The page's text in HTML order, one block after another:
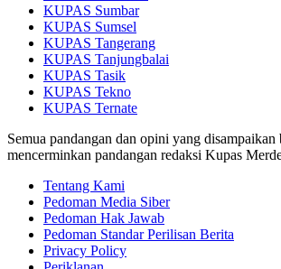
KUPAS Sumbar
KUPAS Sumsel
KUPAS Tangerang
KUPAS Tanjungbalai
KUPAS Tasik
KUPAS Tekno
KUPAS Ternate
Semua pandangan dan opini yang disampaikan
mencerminkan pandangan redaksi Kupas
Tentang Kami
Pedoman Media Siber
Pedoman Hak Jawab
Pedoman Standar Perilisan Berita
Privacy Policy